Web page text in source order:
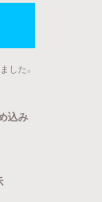
した。
込み